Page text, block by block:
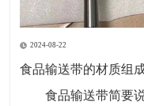
2024-08-22
食品输送带的材质组
食品输送带简要